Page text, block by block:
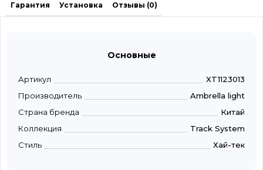
Гарантия Установка Отзывы (0)
Основные
Артикул
XT1123013
Производитель
Ambrella light
Страна бренда
Китай
Коллекция
Track System
Стиль
Хай-тек